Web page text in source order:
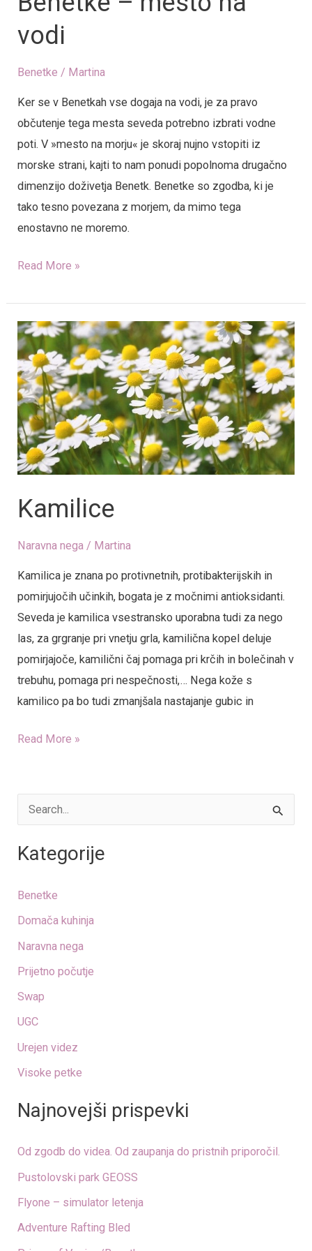
vodi
Benetke / Martina
Ker se v Benetkah vse dogaja na vodi, je za pravo
občutenje tega mesta seveda potrebno izbrati vodne
poti. V »mesto na morju« je skoraj nujno vstopiti iz
morske strani, kajti to nam ponudi popolnoma drugačno
dimenzijo doživetja Benetk. Benetke so zgodba, ki je
tako tesno povezana z morjem, da mimo tega
enostavno ne moremo.
Read More »
Kamilice
Naravna nega / Martina
Kamilica je znana po protivnetnih, protibakterijskih in
pomirjujočih učinkih, bogata je z močnimi antioksidanti.
Seveda je kamilica vsestransko uporabna tudi za nego
las, za grgranje pri vnetju grla, kamilična kopel deluje
pomirjajoče, kamilični čaj pomaga pri krčih in bolečinah v
trebuhu, pomaga pri nespečnosti,… Nega kože s
kamilico pa bo tudi zmanjšala nastajanje gubic in
Kamilice
Read More »
a
c
h
f
o
r
Kategorije
Benetke
Domača kuhinja
Naravna nega
Prijetno počutje
Swap
UGC
Urejen videz
Visoke petke
Najnovejši prispevki
Od zgodb do videa. Od zaupanja do pristnih priporočil.
Pustolovski park GEOSS
Flyone – simulator letenja
Adventure Rafting Bled